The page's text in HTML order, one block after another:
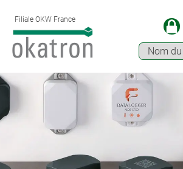
Filiale OKW France